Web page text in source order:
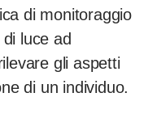
di monitoraggio
luce ad
gli aspetti
di un individuo.